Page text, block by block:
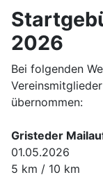
2026
Bei folgenden
übernommen:
Gristeder
01.05.2026
5 km / 10 km